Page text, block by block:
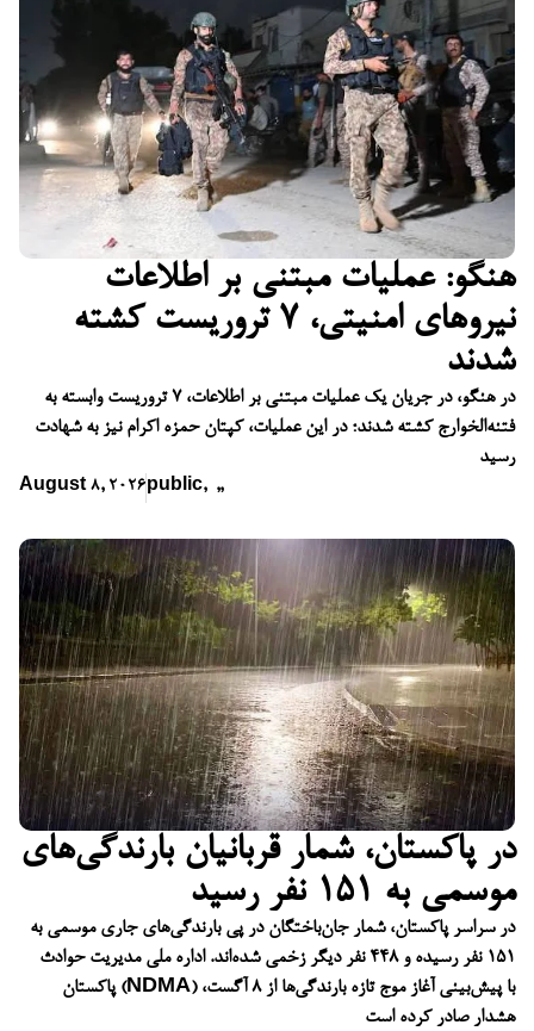
هنگو: عملیات مبتنی بر اطلاعات
نیروهای امنیتی، ۷ تروریست کشته
شدند
در هنگو، در جریان یک عملیات مبتنی بر اطلاعات، ۷ تروریست وابسته به
فتنه‌الخوارج کشته شدند؛ در این عملیات، کپتان حمزه اکرام نیز به شهادت
رسید
August 8, 2026 public, ,,
در پاکستان، شمار قربانیان بارندگی‌های
موسمی به ۱۵۱ نفر رسید
در سراسر پاکستان، شمار جان‌باختگان در پی بارندگی‌های جاری موسمی به
۱۵۱ نفر رسیده و ۴۴۸ نفر دیگر زخمی شده‌اند. اداره ملی مدیریت حوادث
پاکستان (NDMA) با پیش‌بینی آغاز موج تازه بارندگی‌ها از ۸ آگست،
هشدار صادر کرده است